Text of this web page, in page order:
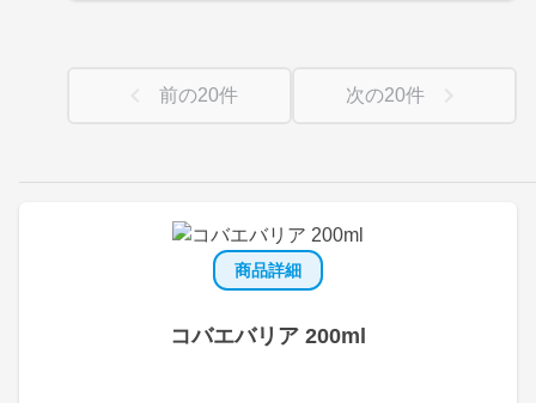
商品詳細
コバエバリア 200ml
前の20件 次の20件